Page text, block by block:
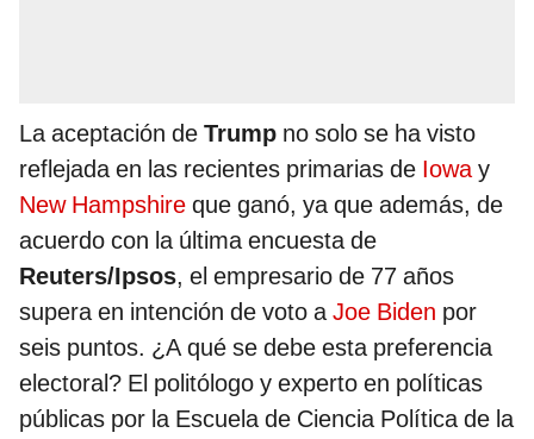
La aceptación de Trump no solo se ha visto
reflejada en las recientes primarias de Ioway
New Hampshire que ganó, ya que además, de
acuerdo con la última encuesta de
Reuters/Ipsos, el empresario de 77 años
supera en intención de voto aJoe Biden por
seis puntos. ¿A qué se debe esta preferencia
electoral? El politólogo y experto en políticas
públicas por la Escuela de Ciencia Política de la